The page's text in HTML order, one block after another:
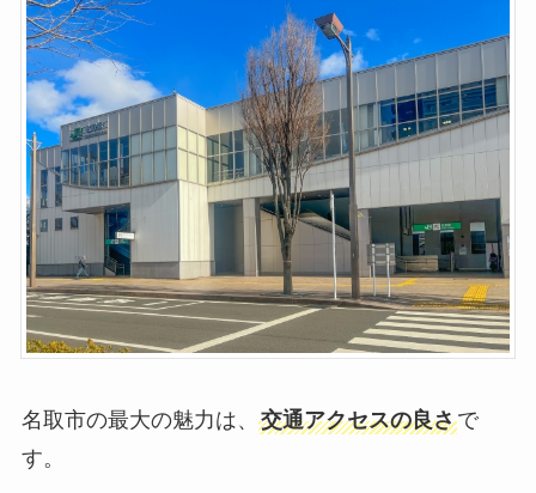
名取市の最大の魅力は、 交通アクセスの良さで
す。